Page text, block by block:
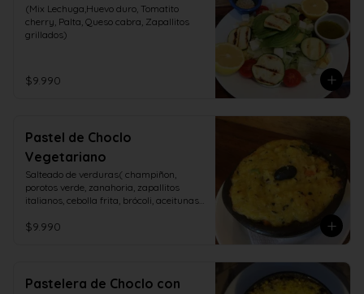
(Mix Lechuga,Huevo duro, Tomatito
cherry, Palta, Queso cabra, Zapallitos
grillados)
$9.990
Pastel de Choclo
Vegetariano
Salteado de verduras( champiñon,
porotos verde, zanahoria, zapallitos
italianos, cebolla frita, brócoli, aceitunas,
$9.990
Pastelera de Choclo con